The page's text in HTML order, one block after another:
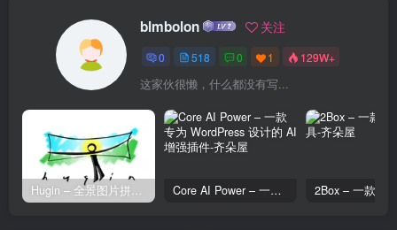
blmbolon 关注
0 518 0 1 129W+
这家伙很懒，什么都没有写...
Hugin – 全景图片拼接工具 Core AI Power – 一款专为 WordPress 设计的 AI 增强插件